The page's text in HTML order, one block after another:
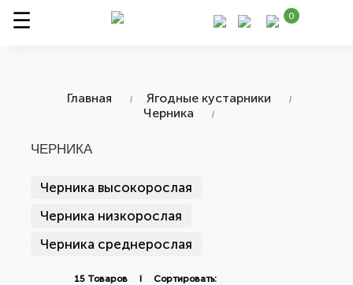
0
Главная
Ягодные кустарники
Черника
ЧЕРНИКА
Черника высокорослая
Черника низкорослая
Черника среднерослая
15 Товаров I Сортировать: